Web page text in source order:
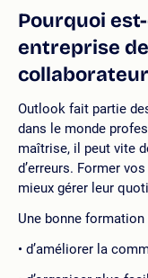
Pourquoi
entreprise
Outlook fait partie
dans le monde
maîtrise, il peut vite
d’erreurs. Former
mieux gérer leur
Une bonne
d’améliorer la